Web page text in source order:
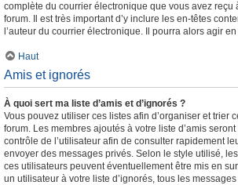
complète du courrier électronique que vous avez reçu
forum. Il est très important d’y inclure les en-têtes
l’auteur du courrier électronique. Il pourra alors agir
Haut
Amis et ignorés
À quoi sert ma liste d’amis et d’ignorés ?
Vous pouvez utiliser ces listes afin d’organiser et trier
forum. Les membres ajoutés à votre liste d’amis
contrôle de l’utilisateur afin de consulter rapidement
envoyer des messages privés. Selon le style utilisé,
ces utilisateurs peuvent éventuellement être mis en
un utilisateur à votre liste d’ignorés, tous les